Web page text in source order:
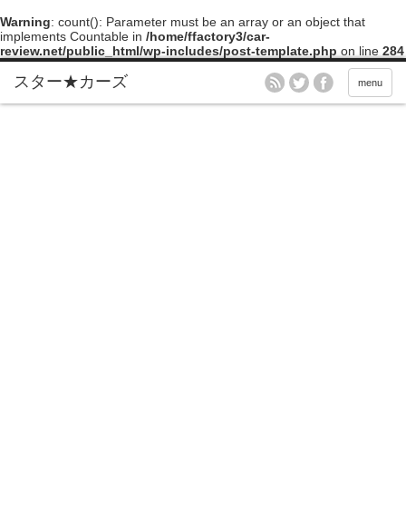
Warning: count(): Parameter must be an array or an object that
implements Countable in /home/ffactory3/car-
review.net/public_html/wp-includes/post-template.php on line 284
menu